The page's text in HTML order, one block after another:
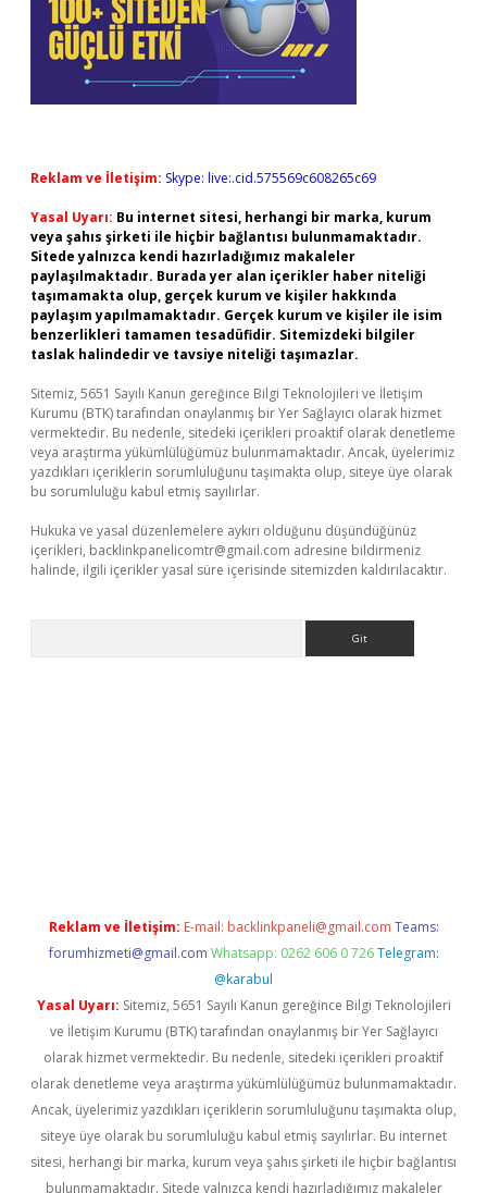
Reklam ve İletişim: Skype: live:.cid.575569c608265c69
Yasal Uyarı: Bu internet sitesi, herhangi bir marka, kurum
veya şahıs şirketi ile hiçbir bağlantısı bulunmamaktadır.
Sitede yalnızca kendi hazırladığımız makaleler
paylaşılmaktadır. Burada yer alan içerikler haber niteliği
taşımamakta olup, gerçek kurum ve kişiler hakkında
paylaşım yapılmamaktadır. Gerçek kurum ve kişiler ile isim
benzerlikleri tamamen tesadüfidir. Sitemizdeki bilgiler
taslak halindedir ve tavsiye niteliği taşımazlar.
Sitemiz, 5651 Sayılı Kanun gereğince Bilgi Teknolojileri ve İletişim
Kurumu (BTK) tarafından onaylanmış bir Yer Sağlayıcı olarak hizmet
vermektedir. Bu nedenle, sitedeki içerikleri proaktif olarak denetleme
veya araştırma yükümlülüğümüz bulunmamaktadır. Ancak, üyelerimiz
yazdıkları içeriklerin sorumluluğunu taşımakta olup, siteye üye olarak
bu sorumluluğu kabul etmiş sayılırlar.
Hukuka ve yasal düzenlemelere aykırı olduğunu düşündüğünüz
içerikleri, backlinkpanelicomtr@gmail.com adresine bildirmeniz
halinde, ilgili içerikler yasal süre içerisinde sitemizden kaldırılacaktır.
Reklam ve İletişim: E-mail: backlinkpaneli@gmail.com Teams:
forumhizmeti@gmail.com Whatsapp: 0262 606 0 726 Telegram:
@karabul
Yasal Uyarı: Sitemiz, 5651 Sayılı Kanun gereğince Bilgi Teknolojileri
ve İletişim Kurumu (BTK) tarafından onaylanmış bir Yer Sağlayıcı
olarak hizmet vermektedir. Bu nedenle, sitedeki içerikleri proaktif
olarak denetleme veya araştırma yükümlülüğümüz bulunmamaktadır.
Ancak, üyelerimiz yazdıkları içeriklerin sorumluluğunu taşımakta olup,
siteye üye olarak bu sorumluluğu kabul etmiş sayılırlar. Bu internet
sitesi, herhangi bir marka, kurum veya şahıs şirketi ile hiçbir bağlantısı
bulunmamaktadır. Sitede yalnızca kendi hazırladığımız makaleler